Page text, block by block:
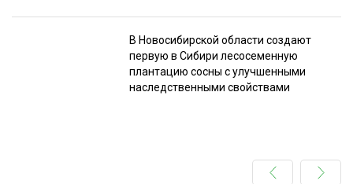
В Новосибирской области создают
первую в Сибири лесосеменную
плантацию сосны с улучшенными
наследственными свойствами